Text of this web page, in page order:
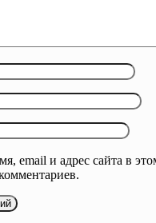
email и адрес сайта в